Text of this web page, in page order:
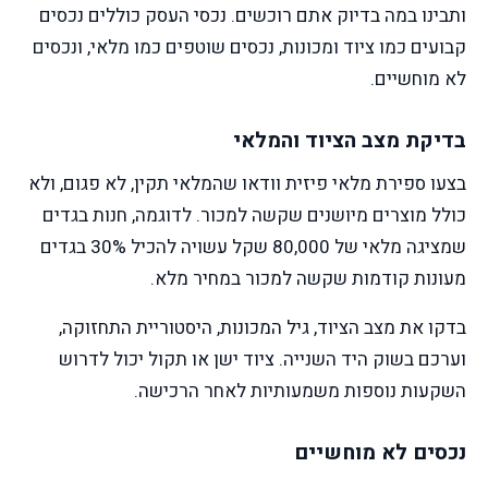
ותבינו במה בדיוק אתם רוכשים. נכסי העסק כוללים נכסים
קבועים כמו ציוד ומכונות, נכסים שוטפים כמו מלאי, ונכסים
לא מוחשיים.
בדיקת מצב הציוד והמלאי
בצעו ספירת מלאי פיזית וודאו שהמלאי תקין, לא פגום, ולא
כולל מוצרים מיושנים שקשה למכור. לדוגמה, חנות בגדים
שמציגה מלאי של 80,000 שקל עשויה להכיל 30% בגדים
מעונות קודמות שקשה למכור במחיר מלא.
בדקו את מצב הציוד, גיל המכונות, היסטוריית התחזוקה,
וערכם בשוק היד השנייה. ציוד ישן או תקול יכול לדרוש
השקעות נוספות משמעותיות לאחר הרכישה.
נכסים לא מוחשיים